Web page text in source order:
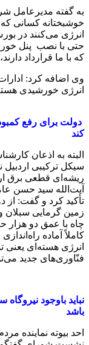
به گفته مدیرعامل
خوشبختانه کسانی
انرژی می‌کنند در
حتی با نصب پنل
که با ما قرارداد
انرژی خورشیدی هستند و
دولت برای رفع
کند
البته به اذعان
سیکل ترکیبی
ریشه‌ای قطعی برق
تأکید کرد و گفت:
زمین گرمایی سبلان
چاه با عمق دو هزار
کاملاً آماده
انرژی هسته‌ای یعنی
فنّاوری‌های جدید
نباید باوجود
باشد
احد بیوته نماینده